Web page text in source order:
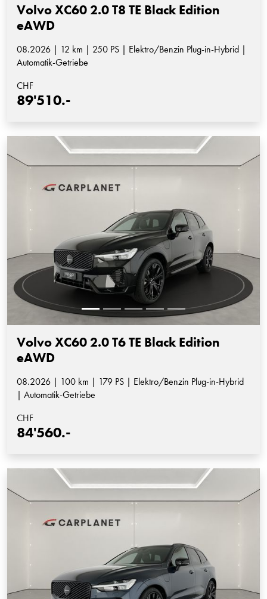
Volvo XC60 2.0 T8 TE Black Edition
eAWD
08.2026 | 12 km | 250 PS | Elektro/Benzin Plug-in-Hybrid |
Automatik-Getriebe
CHF
89'510.-
Volvo XC60 2.0 T6 TE Black Edition
eAWD
08.2026 | 100 km | 179 PS | Elektro/Benzin Plug-in-Hybrid
| Automatik-Getriebe
CHF
84'560.-